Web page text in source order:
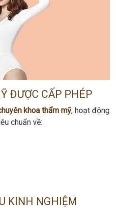
ĐƯỢC CẤP PHÉP
khoa thẩm mỹ, hoạt động
chuẩn về:
KINH NGHIỆM